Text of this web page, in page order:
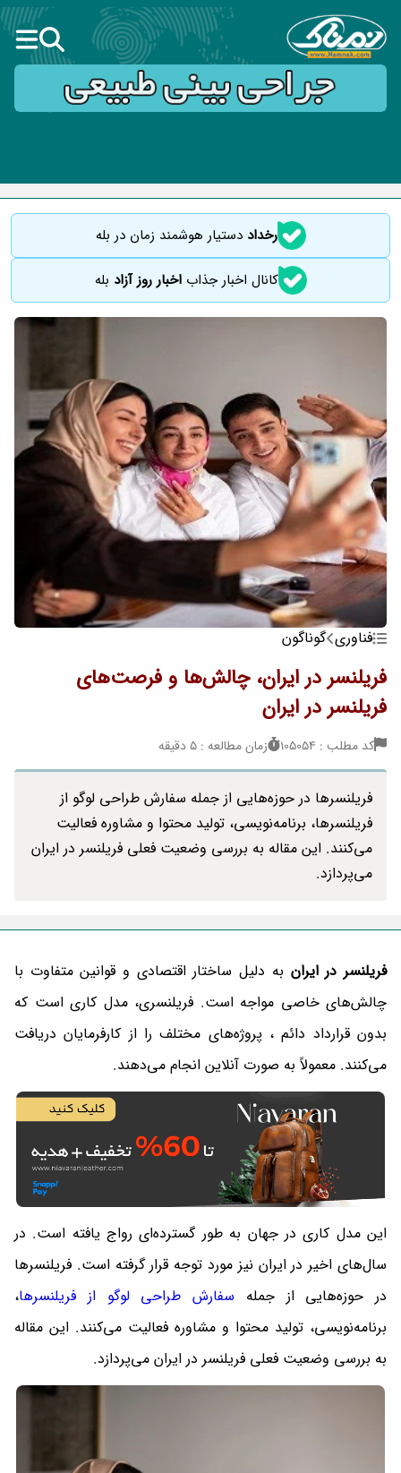
رخداددستیار هوشمند زمان در بله
کانال اخبار جذاباخبار روز آزاد بله
فناوری گوناگون
فریلنسر در ایران، چالش‌ها و فرصت‌های
فریلنسر در ایران
کد مطلب : 105054 زمان مطالعه : 5 دقیقه
فریلنسرها در حوزه‌هایی از جمله سفارش طراحی لوگو از
فریلنسرها، برنامه‌نویسی، تولید محتوا و مشاوره فعالیت
می‌کنند. این مقاله به بررسی وضعیت فعلی فریلنسر در ایران
می‌پردازد.
فریلنسر در ایران به دلیل ساختار اقتصادی و قوانین متفاوت با
چالش‌های خاصی مواجه است. فریلنسری، مدل کاری است که
بدون قرارداد دائم ، پروژه‌های مختلف را از کارفرمایان دریافت
می‌کنند. معمولاً به صورت آنلاین انجام می‌دهند.
این مدل کاری در جهان به طور گسترده‌ای رواج یافته است. در
سال‌های اخیر در ایران نیز مورد توجه قرار گرفته است. فریلنسرها
در حوزه‌هایی از جمله سفارش طراحی لوگو از فریلنسرها،
برنامه‌نویسی، تولید محتوا و مشاوره فعالیت می‌کنند. این مقاله
به بررسی وضعیت فعلی فریلنسر در ایران می‌پردازد.